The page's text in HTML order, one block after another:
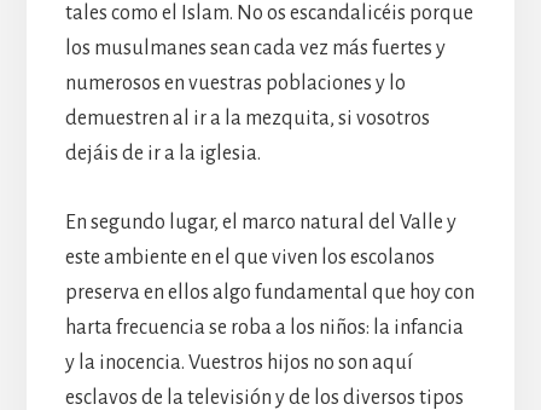
tales como el Islam. No os escandalicéis porque
los musulmanes sean cada vez más fuertes y
numerosos en vuestras poblaciones y lo
demuestren al ir a la mezquita, si vosotros
dejáis de ir a la iglesia.
En segundo lugar, el marco natural del Valle y
este ambiente en el que viven los escolanos
preserva en ellos algo fundamental que hoy con
harta frecuencia se roba a los niños: la infancia
y la inocencia. Vuestros hijos no son aquí
esclavos de la televisión y de los diversos tipos